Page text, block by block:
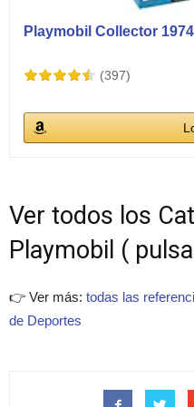
Playmobil Collector
(397)
Ver todos los
Playmobil (
👉 Ver más: todas las
de Deportes